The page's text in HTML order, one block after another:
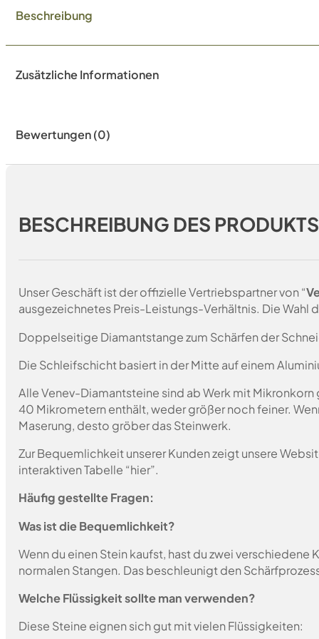
Beschreibung
Zusätzliche Informationen
Bewertungen (0)
BESCHREIBUNG DES PRODUKTS
Unser Geschäft ist der offizielle Vertriebspartner von “
ausgezeichnetes Preis-Leistungs-Verhältnis. Die Wahl
Doppelseitige Diamantstange zum Schärfen der
Die Schleifschicht basiert in der Mitte auf einem
Alle Venev-Diamantsteine sind ab Werk mit
40 Mikrometern enthält, weder größer noch feiner.
Maserung, desto gröber das Steinwerk.
Zur Bequemlichkeit unserer Kunden zeigt unsere
interaktiven Tabelle “hier”.
Häufig gestellte Fragen:
Was ist die Bequemlichkeit?
Wenn du einen Stein kaufst, hast du zwei
normalen Stangen. Das beschleunigt den
Welche Flüssigkeit sollte man verwenden?
Diese Steine eignen sich gut mit vielen Flüssigkeiten: